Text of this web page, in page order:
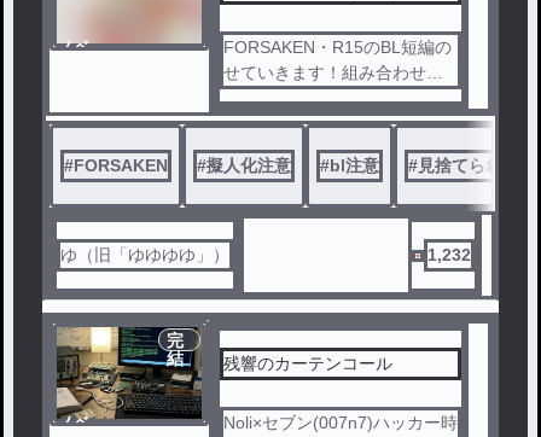
ノベ
FORSAKEN・R15のBL短編の
せていきます！組み合わせは
色々の予定 大っぴらに公開
するのはまだちょっと恥ずか
しいので、フォロワー様限定
です※つい暴走してR18相当の
表現しちゃってたので、一部
マイルドに調整しました。。
#FORSAKEN #擬人化注意 #bl注意 #見捨てられた
ゆ（旧「ゆゆゆゆ」） 1,232
ノベ
完
結
残響のカーテンコール
Noli×セブン(007n7)ハッカー時